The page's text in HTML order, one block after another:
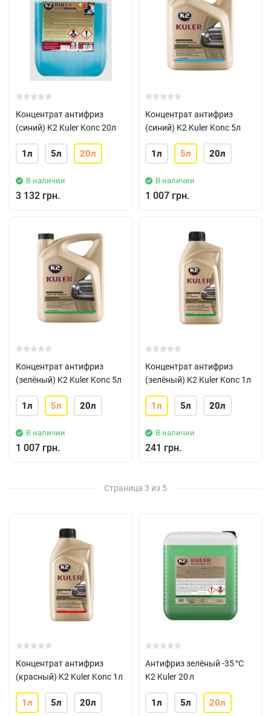
Концентрат антифриз
(синий) K2 Kuler Konc 20л
1л 5л 20л
В наличии
3 132 грн.
Концентрат антифриз
(синий) K2 Kuler Konc 5л
1л 5л 20л
В наличии
1 007 грн.
Концентрат антифриз
(зелёный) K2 Kuler Konc 5л
1л 5л 20л
В наличии
1 007 грн.
Концентрат антифриз
(зелёный) K2 Kuler Konc 1л
1л 5л 20л
В наличии
241 грн.
Страница 3 из 5
Концентрат антифриз
(красный) K2 Kuler Konc 1л
1л 5л 20л
Антифриз зелёный -35 °C
K2 Kuler 20 л
1л 5л 20л